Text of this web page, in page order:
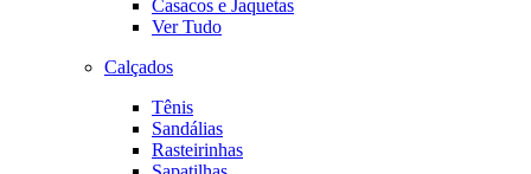
Casacos e Jaquetas
Ver Tudo
Calçados
Tênis
Sandálias
Rasteirinhas